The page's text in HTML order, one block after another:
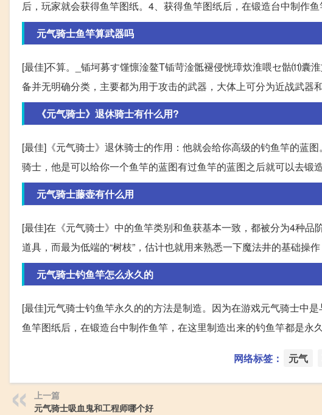
后，玩家就会获得鱼竿图纸。4、获得鱼竿图纸后，在锻造台中制作
元气骑士鱼竿算武器吗
[最佳]不算。_锸坷募す馑懔淦鳌T锸苛淦骶褪侵恍璋炊淮喂セ骷⑾囊
备并无明确分类，主要都为用于攻击的武器，大体上可分为近战武器
《元气骑士》退休骑士有什么用?
[最佳]《元气骑士》退休骑士的作用：他就会给你高级的钓鱼竿的蓝
骑士，他是可以给你一个鱼竿的蓝图有过鱼竿的蓝图之后就可以去锻
元气骑士藤壶有什么用
[最佳]在《元气骑士》中的鱼竿类别和鱼获基本一致，都被分为4种
道具，而最为低端的“树枝”，估计也就用来熟悉一下魔法井的基础操
元气骑士钓鱼竿怎么永久的
[最佳]元气骑士钓鱼竿永久的的方法是制造。因为在游戏元气骑士中
鱼竿图纸后，在锻造台中制作鱼竿，在这里制造出来的钓鱼竿都是永久
网络标签： 元气
上一篇
元气骑士吸血鬼和工程师哪个好